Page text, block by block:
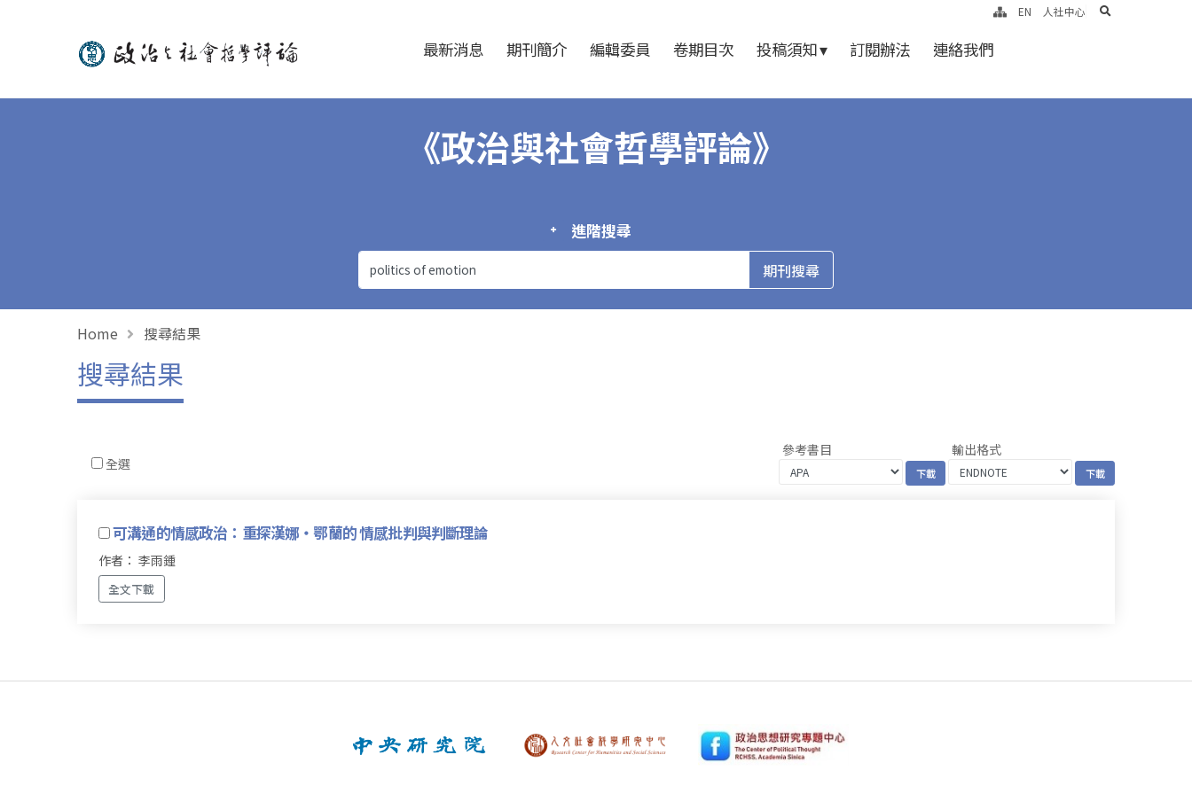
政治與社會哲學評論 最新消息 期刊簡介 編輯委員 卷期目次 投稿須知 ▾ 訂閱辦法 連絡我們
EN 人社中心 search
《政治與社會哲學評論》
進階搜尋
Home 搜尋結果
搜尋結果
全選
參考書目 輸出格式
可溝通的情感政治：重探漢娜‧鄂蘭的 情感批判與判斷理論
作者： 李雨鍾
全文下載